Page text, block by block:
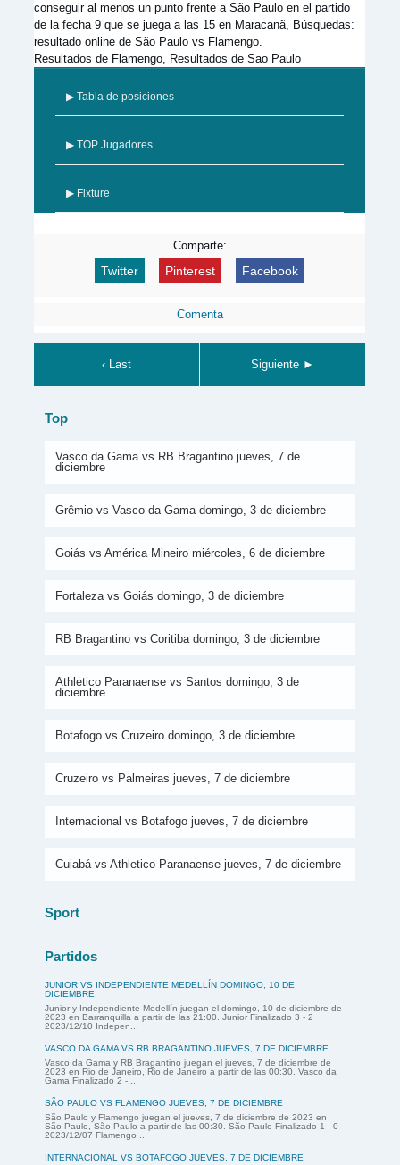
conseguir al menos un punto frente a São Paulo en el partido
de la fecha 9 que se juega a las 15 en Maracanã, Búsquedas:
resultado online de São Paulo vs Flamengo.
Resultados de Flamengo, Resultados de Sao Paulo
▶ Tabla de posiciones
▶ TOP Jugadores
▶ Fixture
Comparte:
Twitter Pinterest Facebook
Comenta
‹ Last Siguiente ►
Top
Vasco da Gama vs RB Bragantino jueves, 7 de
diciembre
Grêmio vs Vasco da Gama domingo, 3 de diciembre
Goiás vs América Mineiro miércoles, 6 de diciembre
Fortaleza vs Goiás domingo, 3 de diciembre
RB Bragantino vs Coritiba domingo, 3 de diciembre
Athletico Paranaense vs Santos domingo, 3 de
diciembre
Botafogo vs Cruzeiro domingo, 3 de diciembre
Cruzeiro vs Palmeiras jueves, 7 de diciembre
Internacional vs Botafogo jueves, 7 de diciembre
Cuiabá vs Athletico Paranaense jueves, 7 de diciembre
Sport
Partidos
JUNIOR VS INDEPENDIENTE MEDELLÍN DOMINGO, 10 DE
DICIEMBRE
Junior y Independiente Medellín juegan el domingo, 10 de diciembre de
2023 en Barranquilla a partir de las 21:00. Junior Finalizado 3 - 2
2023/12/10 Indepen...
VASCO DA GAMA VS RB BRAGANTINO JUEVES, 7 DE DICIEMBRE
Vasco da Gama y RB Bragantino juegan el jueves, 7 de diciembre de
2023 en Rio de Janeiro, Rio de Janeiro a partir de las 00:30. Vasco da
Gama Finalizado 2 -...
SÃO PAULO VS FLAMENGO JUEVES, 7 DE DICIEMBRE
São Paulo y Flamengo juegan el jueves, 7 de diciembre de 2023 en
São Paulo, São Paulo a partir de las 00:30. São Paulo Finalizado 1 - 0
2023/12/07 Flamengo ...
INTERNACIONAL VS BOTAFOGO JUEVES, 7 DE DICIEMBRE